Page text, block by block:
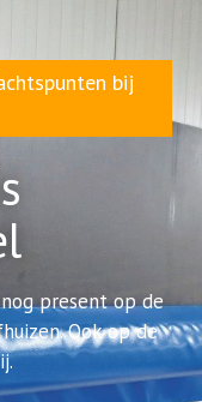
bij
present op de
Ook op de